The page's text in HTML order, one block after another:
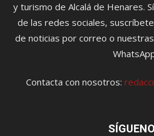
y turismo de Alcalá de Henares.
de las redes sociales,
de noticias por correo o
Contacta con nosotros: